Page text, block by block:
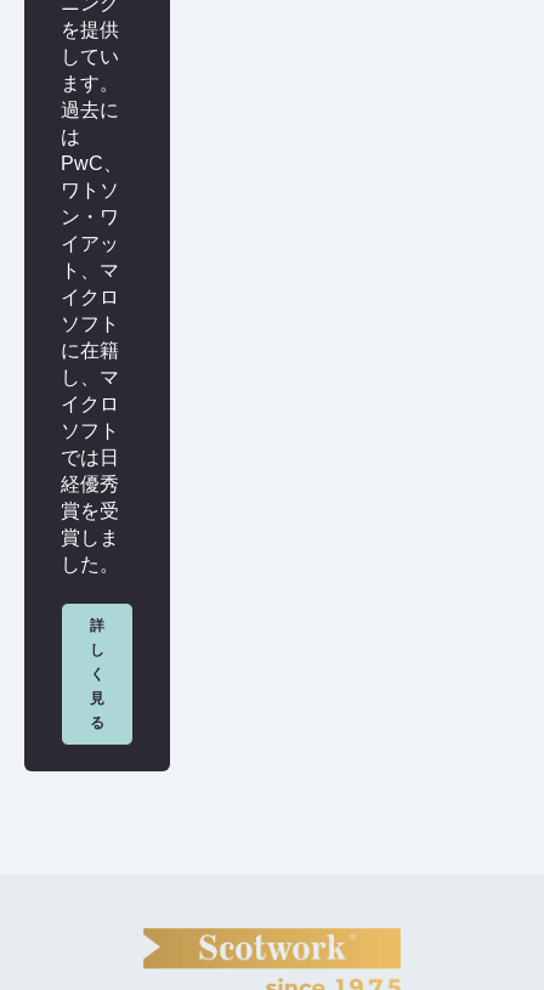
を提供
してい
ます。
過去に
は
PwC、
ワトソ
ン・ワ
イアッ
ト、マ
イクロ
ソフト
に在籍
し、マ
イクロ
ソフト
では日
経優秀
賞を受
賞しま
した。
詳
し
く
見
る